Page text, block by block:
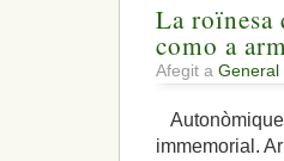
La roïnesa
como a
Afegit a General
immemorial.